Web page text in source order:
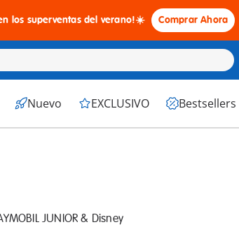
los superventas del verano!☀️ Comprar Ahora
Nuevo EXCLUSIVO Bestsellers
JUNIOR & Disney